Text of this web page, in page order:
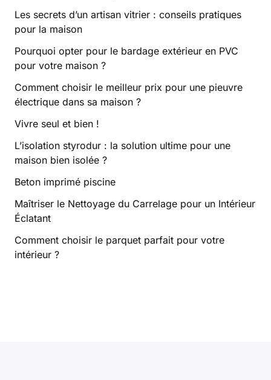
Les secrets d’un artisan vitrier : conseils pratiques
pour la maison
Pourquoi opter pour le bardage extérieur en PVC
pour votre maison ?
Comment choisir le meilleur prix pour une pieuvre
électrique dans sa maison ?
Vivre seul et bien !
L’isolation styrodur : la solution ultime pour une
maison bien isolée ?
Beton imprimé piscine
Maîtriser le Nettoyage du Carrelage pour un Intérieur
Éclatant
Comment choisir le parquet parfait pour votre
intérieur ?